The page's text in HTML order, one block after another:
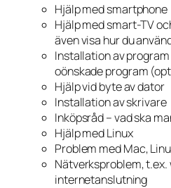
Hjälp med smartphone
Hjälp med smart-TV
även visa hur du
Installation av
oönskade program
Hjälp vid byte av dator
Installation av skrivare
Inköpsråd – vad ska
Hjälp med Linux
Problem med Mac,
Nätverksproblem,
internetanslutning